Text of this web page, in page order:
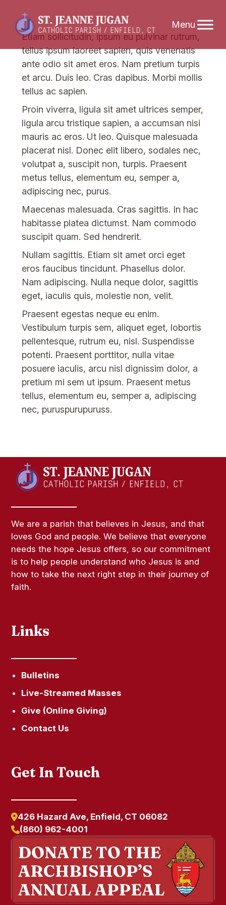
Skip
content
Etiam sollicitudin, ipsum eu pulvinar rutrum,
tellus ipsum laoreet sapien, quis venenatis
ante odio sit amet eros. Nam pretium turpis
et arcu. Duis leo. Cras dapibus. Morbi mollis
tellus ac sapien.
Proin viverra, ligula sit amet ultrices semper,
ligula arcu tristique sapien, a accumsan nisi
mauris ac eros. Ut leo. Quisque malesuada
placerat nisl. Donec elit libero, sodales nec,
volutpat a, suscipit non, turpis. Praesent
metus tellus, elementum eu, semper a,
adipiscing nec, purus.
Maecenas malesuada. Cras sagittis. In hac
habitasse platea dictumst. Nam commodo
suscipit quam. Sed hendrerit.
Nullam sagittis. Etiam sit amet orci eget
eros faucibus tincidunt. Phasellus dolor.
Nam adipiscing. Nulla neque dolor, sagittis
eget, iaculis quis, molestie non, velit.
Praesent egestas neque eu enim.
Vestibulum turpis sem, aliquet eget, lobortis
pellentesque, rutrum eu, nisl. Suspendisse
potenti. Praesent porttitor, nulla vitae
posuere iaculis, arcu nisl dignissim dolor, a
pretium mi sem ut ipsum. Praesent metus
tellus, elementum eu, semper a, adipiscing
nec, puruspurupuruss.
We are a parish that believes in Jesus, and that
loves God and people. We believe that everyone
needs the hope Jesus offers, so our commitment
is to help people understand who Jesus is and
how to take the next right step in their journey of
faith.
Links
Bulletins
Live-Streamed Masses
Give (Online Giving)
Contact Us
Get In Touch
426 Hazard Ave, Enfield, CT 06082
(860) 962-4001